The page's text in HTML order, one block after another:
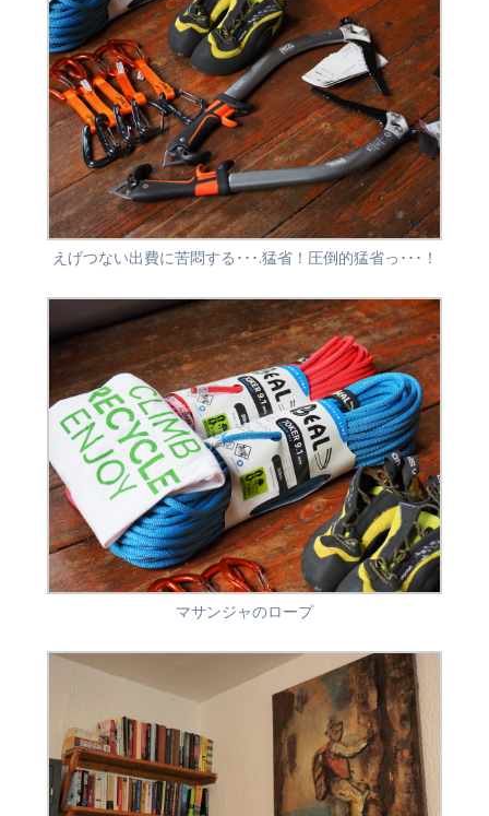
えげつない出費に苦悶する･･･.猛省！圧倒的猛省っ･･･！
マサンジャのロープ